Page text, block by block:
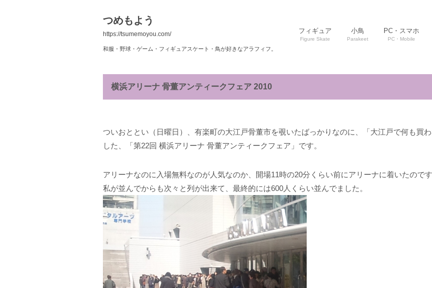
つめもよう
https://tsumemoyou.com/
和服・野球・ゲーム・フィギュアスケート・鳥が好きなアラフィフ。
フィギュア
Figure Skate
小鳥
Parakeet
PC・スマホ
PC・Mobile
横浜アリーナ 骨董アンティークフェア 2010
ついおととい（日曜日）、有楽町の大江戸骨董市を覗いたばっかりなのに、「大江戸で何も買
した、「第22回 横浜アリーナ 骨董アンティークフェア」です。
アリーナなのに入場無料なのが人気なのか、開場11時の20分くらい前にアリーナに着いたので
私が並んでからも次々と列が出来て、最終的には600人くらい並んでました。